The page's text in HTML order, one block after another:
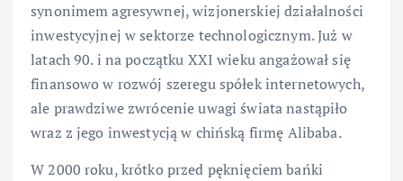
synonimem agresywnej, wizjonerskiej działalności
inwestycyjnej w sektorze technologicznym. Już w
latach 90. i na początku XXI wieku angażował się
finansowo w rozwój szeregu spółek internetowych,
ale prawdziwe zwrócenie uwagi świata nastąpiło
wraz z jego inwestycją w chińską firmę Alibaba.
W 2000 roku, krótko przed pęknięciem bańki